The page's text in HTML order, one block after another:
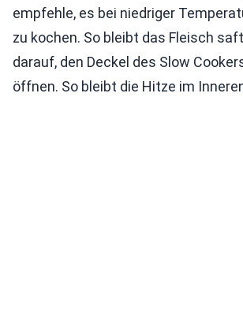
empfehle, es bei niedriger
zu kochen. So bleibt das Fleisch
darauf, den Deckel des Slow
öffnen. So bleibt die Hitze im